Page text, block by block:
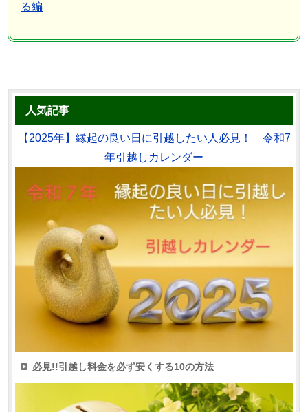
る編
人気記事
【2025年】縁起の良い日に引越したい人必見！ 令和7
年引越しカレンダー
必見!!引越し料金を必ず安くする10の方法